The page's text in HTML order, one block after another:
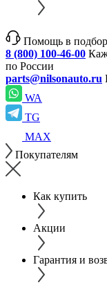
Помощь в
8 (800) 100-46-00
по России
parts@nilsonauto.ru
WA
TG
MAX
Покупателям
Как купить
Акции
Гарантия и